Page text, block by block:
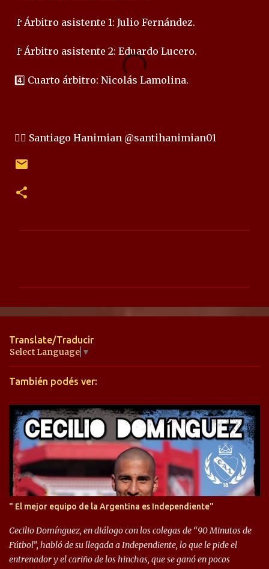
🚩Árbitro asistente 1: Julio Fernández.
🚩Árbitro asistente 2: Eduardo Lucero.
4️⃣ Cuarto árbitro: Nicolás Lamolina.
✍🏻 Santiago Hanimian @santihanimian01
n
a
r
i
s
Translate/Traducir
Select Language ▼
También podés ver:
" El mejor equipo de la Argentina es Independiente"
Cecilio Domínguez, en diálogo con los colegas de “90 Minutos de
Fútbol”, habló de su llegada a Independiente, lo que le pide el
entrenador y el cariño de los hinchas, que se ganó en pocos